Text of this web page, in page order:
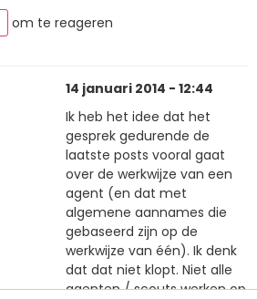
om te reageren
14 januari 2014 - 12:44
Ik heb het idee dat het
gesprek gedurende de
laatste posts vooral gaat
over de werkwijze van een
agent (en dat met
algemene aannames die
gebaseerd zijn op de
werkwijze van één). Ik denk
dat dat niet klopt. Niet alle
agenten / scouts werken op